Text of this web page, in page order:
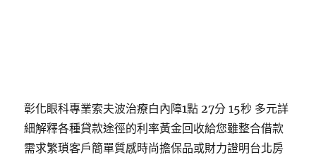
彰化眼科專業索夫波治療白內障1點 27分 15秒 多元詳
細解釋各種貸款途徑的利率黃金回收給您雖整合借款
需求繁瑣客戶簡單質感時尚擔保品或財力證明台北房